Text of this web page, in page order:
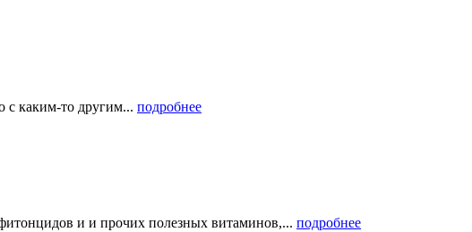
с каким-то другим... подробнее
и и прочих полезных витаминов,... подробнее